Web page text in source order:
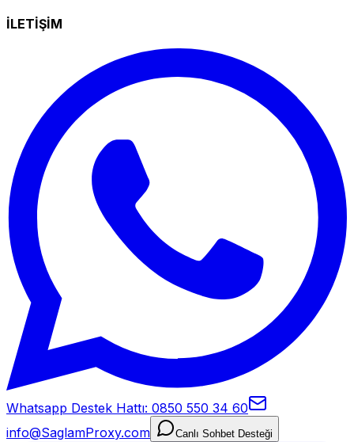
İLETİŞİM
Whatsapp Destek Hattı: 0850 550 34 60
info@SaglamProxy.com
Canlı Sohbet Desteği